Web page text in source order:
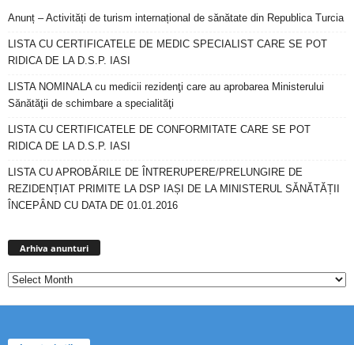
Anunț – Activități de turism internațional de sănătate din Republica Turcia
LISTA CU CERTIFICATELE DE MEDIC SPECIALIST CARE SE POT
RIDICA DE LA D.S.P. IASI
LISTA NOMINALA cu medicii rezidenţi care au aprobarea Ministerului
Sănătăţii de schimbare a specialităţi
LISTA CU CERTIFICATELE DE CONFORMITATE CARE SE POT
RIDICA DE LA D.S.P. IASI
LISTA CU APROBĂRILE DE ÎNTRERUPERE/PRELUNGIRE DE
REZIDENȚIAT PRIMITE LA DSP IAȘI DE LA MINISTERUL SĂNĂTĂȚII
ÎNCEPÂND CU DATA DE 01.01.2016
Arhiva anunturi